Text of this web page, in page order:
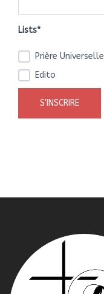
Lists*
Prière Universelle
Edito